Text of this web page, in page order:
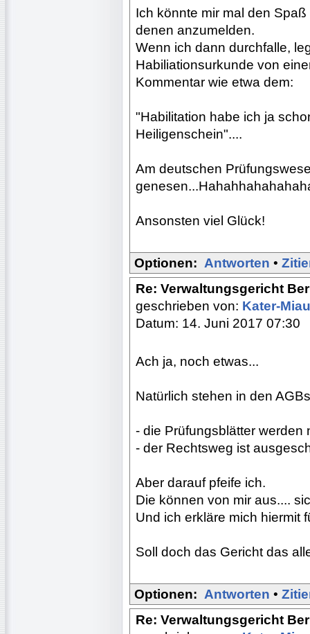
Ich könnte mir mal den
denen anzumelden.
Wenn ich dann durchfalle,
Habiliationsurkunde von
Kommentar wie etwa dem:
"Habilitation habe ich ja
Heiligenschein"....
Am deutschen
Ansonsten viel Glück!
Optionen: Antworten •
Re: Verwaltungsgericht
geschrieben von: Kater-
Datum: 14. Juni 2017 07:30
Ach ja, noch etwas...
Natürlich stehen in den
- die Prüfungsblätter werden
- der Rechtsweg ist
Aber darauf pfeife ich.
Die können von mir aus....
Und ich erkläre mich hiermit
Soll doch das Gericht das
Optionen: Antworten •
Re: Verwaltungsgericht